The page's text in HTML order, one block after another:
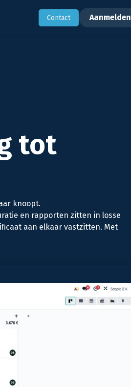
​Contact Aanmelden
tot
knoopt.
en rapporten zitten in losse
aan elkaar vastzitten. Met